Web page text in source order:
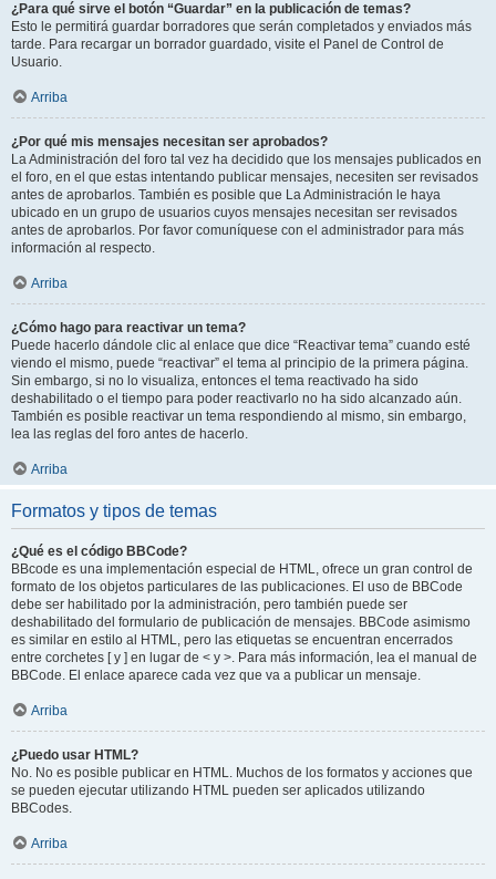
¿Para qué sirve el botón “Guardar” en la publicación de temas?
Esto le permitirá guardar borradores que serán completados y enviados más
tarde. Para recargar un borrador guardado, visite el Panel de Control de
Usuario.
Arriba
¿Por qué mis mensajes necesitan ser aprobados?
La Administración del foro tal vez ha decidido que los mensajes publicados en
el foro, en el que estas intentando publicar mensajes, necesiten ser revisados
antes de aprobarlos. También es posible que La Administración le haya
ubicado en un grupo de usuarios cuyos mensajes necesitan ser revisados
antes de aprobarlos. Por favor comuníquese con el administrador para más
información al respecto.
Arriba
¿Cómo hago para reactivar un tema?
Puede hacerlo dándole clic al enlace que dice “Reactivar tema” cuando esté
viendo el mismo, puede “reactivar” el tema al principio de la primera página.
Sin embargo, si no lo visualiza, entonces el tema reactivado ha sido
deshabilitado o el tiempo para poder reactivarlo no ha sido alcanzado aún.
También es posible reactivar un tema respondiendo al mismo, sin embargo,
lea las reglas del foro antes de hacerlo.
Arriba
Formatos y tipos de temas
¿Qué es el código BBCode?
BBcode es una implementación especial de HTML, ofrece un gran control de
formato de los objetos particulares de las publicaciones. El uso de BBCode
debe ser habilitado por la administración, pero también puede ser
deshabilitado del formulario de publicación de mensajes. BBCode asimismo
es similar en estilo al HTML, pero las etiquetas se encuentran encerrados
entre corchetes [ y ] en lugar de < y >. Para más información, lea el manual de
BBCode. El enlace aparece cada vez que va a publicar un mensaje.
Arriba
¿Puedo usar HTML?
No. No es posible publicar en HTML. Muchos de los formatos y acciones que
se pueden ejecutar utilizando HTML pueden ser aplicados utilizando
BBCodes.
Arriba